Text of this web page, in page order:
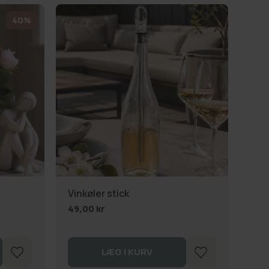
40%
Vinkøler stick
49,00 kr
LÆG I KURV